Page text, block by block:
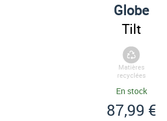
Globe
Tilt
Matières
recyclées
En stock
87,99 €